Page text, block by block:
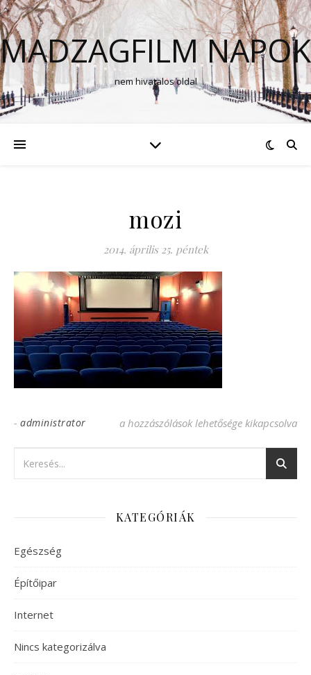
MADZAGFILM NAPOK
nem hivatalos oldal
mozi
2014. április 25. péntek
- administrator mozi bejegyzéshez
a hozzászólások lehetősége kikapcsolva
KATEGÓRIÁK
Egészség
Építőipar
Internet
Nincs kategorizálva